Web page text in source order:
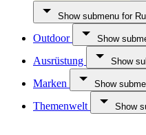
Show submenu for
Outdoor Show
Ausrüstung Show
Marken Show
Themenwelt Show